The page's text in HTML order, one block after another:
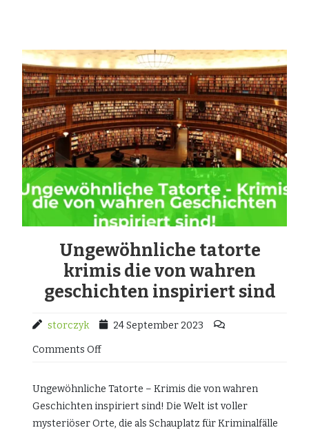
Ungewöhnliche tatorte
krimis die von wahren
geschichten inspiriert sind
storczyk 24 September 2023
Comments Off
Ungewöhnliche Tatorte – Krimis die von wahren
Geschichten inspiriert sind! Die Welt ist voller
mysteriöser Orte, die als Schauplatz für Kriminalfälle